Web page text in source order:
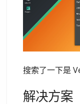
搜索了一下是
解决方案